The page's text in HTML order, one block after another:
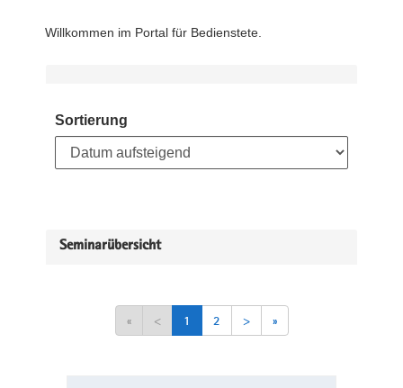
Willkommen im Portal für Bedienstete.
Sortierung
Seminarübersicht
« < 1 2 > »